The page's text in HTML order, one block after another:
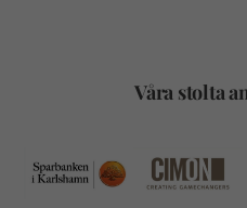
Våra stolta